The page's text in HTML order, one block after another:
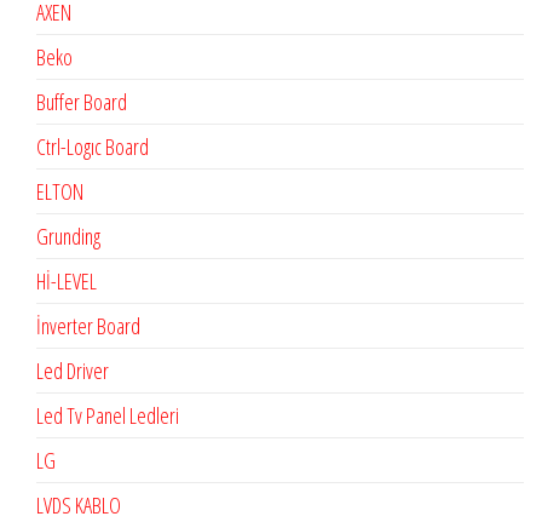
AXEN
Beko
Buffer Board
Ctrl-Logıc Board
ELTON
Grunding
Hİ-LEVEL
İnverter Board
Led Driver
Led Tv Panel Ledleri
LG
LVDS KABLO